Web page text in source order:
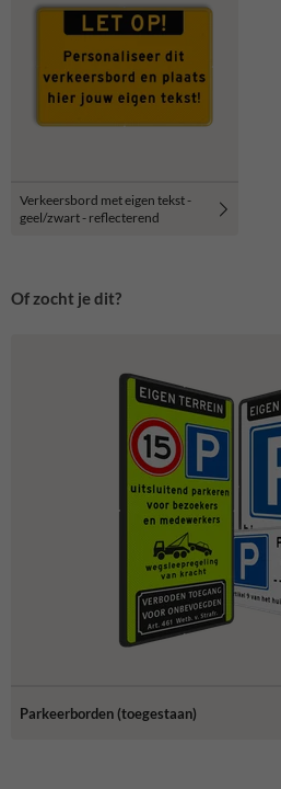
Verkeersbord met eigen tekst -
geel/zwart - reflecterend
Of zocht je dit?
Parkeerborden (toegestaan)